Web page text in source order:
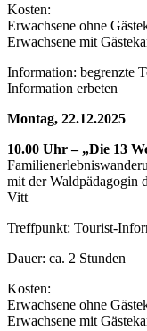
Kosten:
Erwachsene ohne
Erwachsene mit
Information: begrenzte
Information erbeten
Montag, 22.12.2025
10.00 Uhr – „Die 13
mit der Waldpädagogin
Vitt
Treffpunkt: Tourist-
Dauer: ca. 2 Stunden
Kosten:
Erwachsene ohne
Erwachsene mit